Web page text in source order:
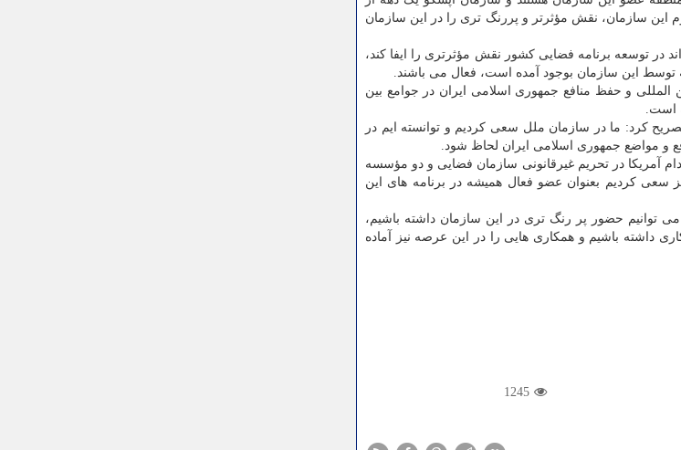
پشت سر گذاشته است و تلاش داریم در شروع برنامه ۱۰ ساله دوم این سازمان، نقش مؤثرتر و پررنگ تری را در این سازمان
توسعه برنامه فضایی کشور نقش مؤثرتری را ایفا کند،
المللی و حفظ منافع جمهوری اسلامی ایران در جوامع بین
است.
کرد: ما در سازمان ملل سعی کردیم و توانسته ایم در
آمریکا در تحریم غیرقانونی سازمان فضایی و دو مؤسسه
سعی کردیم بعنوان عضو فعال همیشه در برنامه های این
توانیم حضور پر رنگ تری در این سازمان داشته باشیم،
داشته باشیم و همکاری هایی را در این عرصه نیز آماده
1245